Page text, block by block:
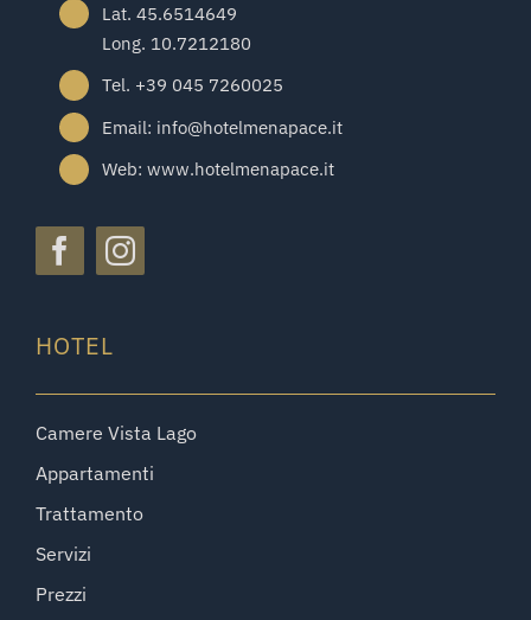
Lat. 45.6514649
Long. 10.7212180
Tel. +39 045 7260025
Email: info@hotelmenapace.it
Web: www.hotelmenapace.it
HOTEL
Camere Vista Lago
Appartamenti
Trattamento
Servizi
Prezzi